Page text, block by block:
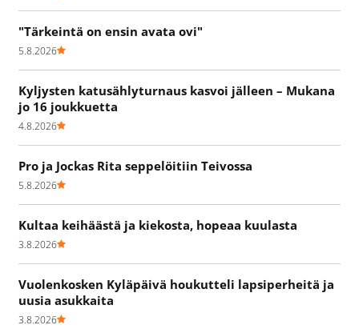
"Tärkeintä on ensin avata ovi"
5.8.2026
Kyljysten katusählyturnaus kasvoi jälleen – Mukana
jo 16 joukkuetta
4.8.2026
Pro ja Jockas Rita seppelöitiin Teivossa
5.8.2026
Kultaa keihäästä ja kiekosta, hopeaa kuulasta
3.8.2026
Vuolenkosken Kyläpäivä houkutteli lapsiperheitä ja
uusia asukkaita
3.8.2026